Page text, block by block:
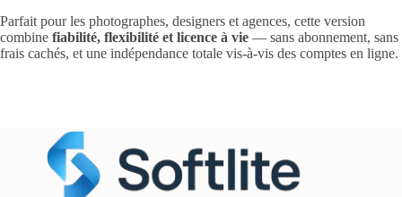
Parfait pour les photographes, designers et agences, cette version
combine fiabilité, flexibilité et licence à vie — sans abonnement, sans
frais cachés, et une indépendance totale vis-à-vis des comptes en ligne.